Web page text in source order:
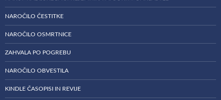
NAROČILO ČESTITKE
NAROČILO OSMRTNICE
ZAHVALA PO POGREBU
NAROČILO OBVESTILA
KINDLE ČASOPISI IN REVIJE